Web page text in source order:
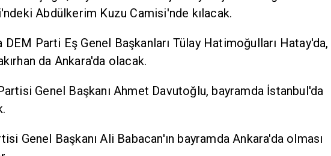
Abdülkerim Kuzu Camisi'nde kılacak.
DEM Parti Eş Genel Başkanları Tülay Hatimoğulları Hatay'da,
da Ankara'da olacak.
Genel Başkanı Ahmet Davutoğlu, bayramda İstanbul'da
Genel Başkanı Ali Babacan'ın bayramda Ankara'da olması